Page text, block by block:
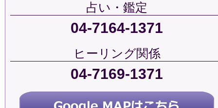
占い・鑑定
04-7164-1371
ヒーリング関係
04-7169-1371